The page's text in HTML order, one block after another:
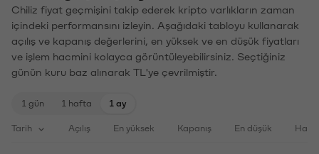
Chiliz fiyat geçmişini takip ederek kripto varlıkların zaman
içindeki performansını izleyin. Aşağıdaki tabloyu kullanarak
açılış ve kapanış değerlerini, en yüksek ve en düşük fiyatları
ve işlem hacmini kolayca görüntüleyebilirsiniz. Seçtiğiniz
günün kuru baz alınarak TL'ye çevrilmiştir.
1 gün 1 hafta 1 ay
Tarih Açılış En yüksek Kapanış En düşük